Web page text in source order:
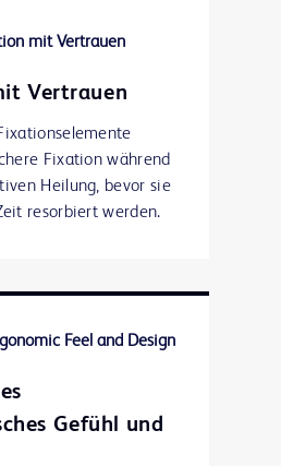
das Einwachsen von
1
leicht das Netz und
1
Zurückziehen der
Vertrauen
Fixation während
Heilung, bevor sie
resorbiert werden.
Gefühl und